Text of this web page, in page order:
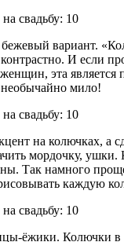
вариант.
И если
эта является
мило!
на колючках, а
мордочку,
Так намного
каждую
ёжики. Колючки в